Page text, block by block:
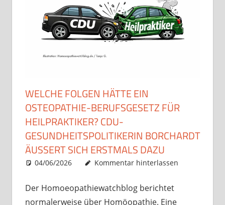
WELCHE FOLGEN HÄTTE EIN
OSTEOPATHIE-BERUFSGESETZ FÜR
HEILPRAKTIKER? CDU-
GESUNDHEITSPOLITIKERIN BORCHARDT
ÄUSSERT SICH ERSTMALS DAZU
04/06/2026 Christian J. Becker
Uncategorized
Kommentar hinterlassen
Der Homoeopathiewatchblog berichtet
normalerweise über Homöopathie. Eine